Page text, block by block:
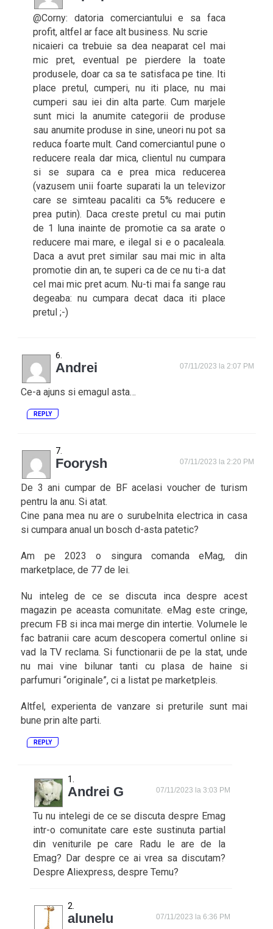
@Corny: datoria comerciantului e sa faca
profit, altfel ar face alt business. Nu scrie
nicaieri ca trebuie sa dea neaparat cel mai
mic pret, eventual pe pierdere la toate
produsele, doar ca sa te satisfaca pe tine. Iti
place pretul, cumperi, nu iti place, nu mai
cumperi sau iei din alta parte. Cum marjele
sunt mici la anumite categorii de produse
sau anumite produse in sine, uneori nu pot sa
reduca foarte mult. Cand comerciantul pune o
reducere reala dar mica, clientul nu cumpara
si se supara ca e prea mica reducerea
(vazusem unii foarte suparati la un televizor
care se simteau pacaliti ca 5% reducere e
prea putin). Daca creste pretul cu mai putin
de 1 luna inainte de promotie ca sa arate o
reducere mai mare, e ilegal si e o pacaleala.
Daca a avut pret similar sau mai mic in alta
promotie din an, te superi ca de ce nu ti-a dat
cel mai mic pret acum. Nu-ti mai fa sange rau
degeaba: nu cumpara decat daca iti place
pretul ;-)
Andrei 07/11/2023 la 2:07 PM
Ce-a ajuns si emagul asta…
REPLY
Foorysh 07/11/2023 la 2:20 PM
De 3 ani cumpar de BF acelasi voucher de turism
pentru la anu. Si atat.
Cine pana mea nu are o surubelnita electrica in casa
si cumpara anual un bosch d-asta patetic?
Am pe 2023 o singura comanda eMag, din
marketplace, de 77 de lei.
Nu inteleg de ce se discuta inca despre acest
magazin pe aceasta comunitate. eMag este cringe,
precum FB si inca mai merge din intertie. Volumele le
fac batranii care acum descopera comertul online si
vad la TV reclama. Si functionarii de pe la stat, unde
nu mai vine bilunar tanti cu plasa de haine si
parfumuri “originale”, ci a listat pe marketpleis.
Altfel, experienta de vanzare si preturile sunt mai
bune prin alte parti.
REPLY
Andrei G 07/11/2023 la 3:03 PM
Tu nu intelegi de ce se discuta despre Emag
intr-o comunitate care este sustinuta partial
din veniturile pe care Radu le are de la
Emag? Dar despre ce ai vrea sa discutam?
Despre Aliexpress, despre Temu?
alunelu 07/11/2023 la 6:36 PM